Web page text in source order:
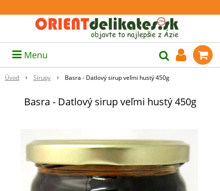
Menu
Úvod Sirupy Basra - Datlový sirup veľmi hustý 450g
Basra - Datlový sirup veľmi hustý 450g